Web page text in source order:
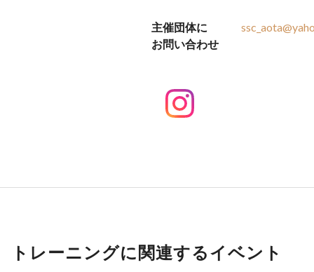
主催団体に
お問い合わせ
トレーニングに関連するイベント